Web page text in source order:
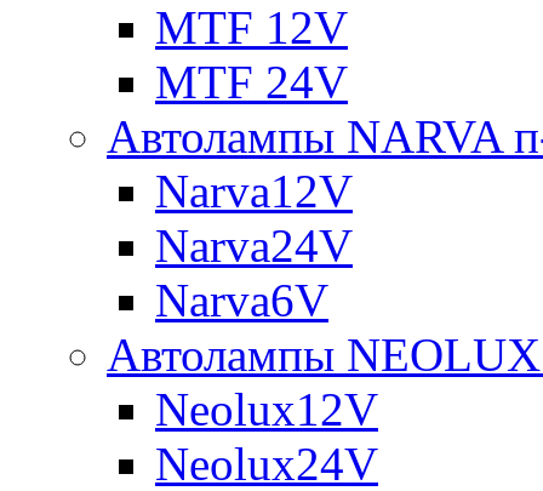
MTF 12V
MTF 24V
Автолампы NARVA
Narva12V
Narva24V
Narva6V
Автолампы
Neolux12V
Neolux24V